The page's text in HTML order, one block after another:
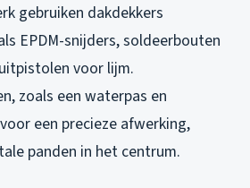
gebruiken dakdekkers
EPDM-snijders, soldeerbouten
voor lijm.
zoals een waterpas en
een precieze afwerking,
panden in het centrum.